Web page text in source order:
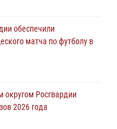
в Главном военном
прошла в
пресс-
оружия
обеспечили
матча по футболу в
округом Росгвардии
2026 года